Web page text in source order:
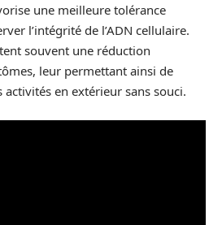
une meilleure tolérance
l’intégrité de l’ADN cellulaire.
souvent une réduction
leur permettant ainsi de
en extérieur sans souci.